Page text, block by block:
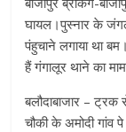
घायल।पुस्नार के
पंहुचाने लगाया था
हैं गंगालूर थाने का
बलौदाबाजार – ट्रक
चौकी के अमोदी गांव